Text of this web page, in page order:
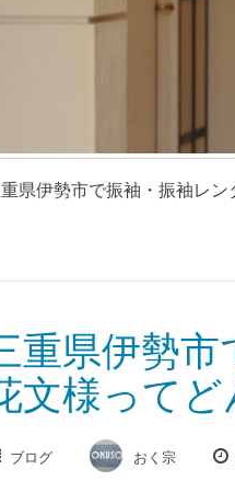
県伊勢市で振袖・振袖レ
重県伊勢
文様ってど
ブログ おく宗